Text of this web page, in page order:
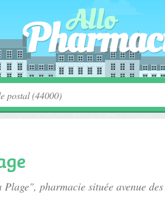
Plage", pharmacie située avenue des